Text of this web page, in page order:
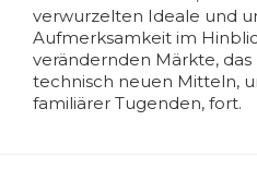
verwurzelten Ideale und
Aufmerksamkeit im
verändernden Märkte,
technisch neuen Mitteln,
familiärer Tugenden, fort.